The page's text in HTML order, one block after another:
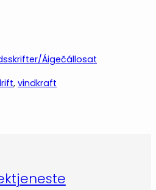
Áigečállosat
, vindkraft